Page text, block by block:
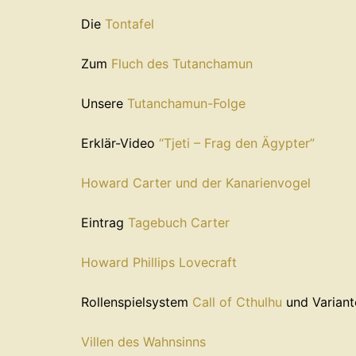
Die Tontafel
Zum Fluch des Tutanchamun
Unsere Tutanchamun-Folge
Erklär-Video “Tjeti – Frag den Ägypter”
Howard Carter und der Kanarienvogel
Eintrag Tagebuch Carter
Howard Phillips Lovecraft
Rollenspielsystem Call of Cthulhu und
Villen des Wahnsinns